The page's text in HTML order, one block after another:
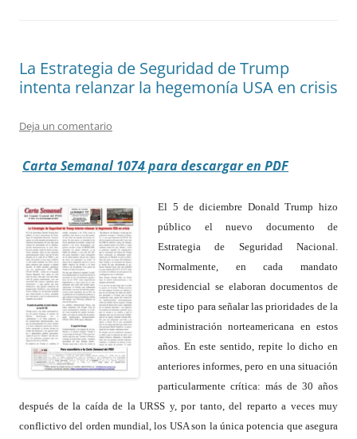
La Estrategia de Seguridad de Trump
intenta relanzar la hegemonía USA en crisis
Deja un comentario
Carta Semanal 1074 para descargar en PDF
El 5 de diciembre Donald Trump hizo
público el nuevo documento de
Estrategia de Seguridad Nacional.
Normalmente, en cada mandato
presidencial se elaboran documentos de
este tipo para señalar las prioridades de la
administración norteamericana en estos
años. En este sentido, repite lo dicho en
anteriores informes, pero en una situación
particularmente crítica: más de 30 años
después de la caída de la URSS y, por tanto, del reparto a veces muy
conflictivo del orden mundial, los USA son la única potencia que asegura